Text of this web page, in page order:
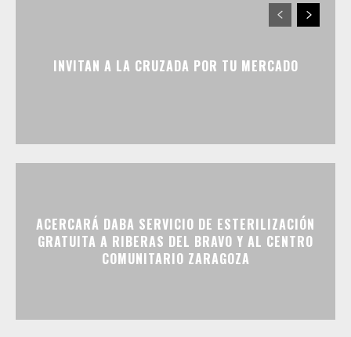
INVITAN A LA CRUZADA POR TU MERCADO
ACERCARÁ DABA SERVICIO DE ESTERILIZACIÓN
GRATUITA A RIBERAS DEL BRAVO Y AL CENTRO
COMUNITARIO ZARAGOZA